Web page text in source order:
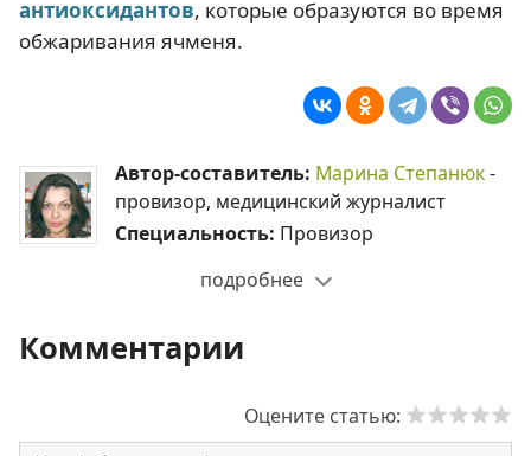
антиоксидантов, которые образуются во время
обжаривания ячменя.
Автор-составитель: Марина Степанюк-
провизор, медицинский журналист
Специальность: Провизор
подробнее
Комментарии
Оцените статью: